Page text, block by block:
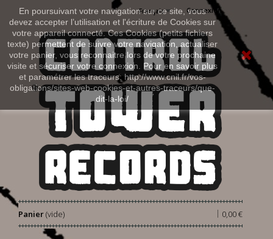
En poursuivant votre navigation sur ce site, vous
devez accepter l’utilisation et l'écriture de Cookies sur
votre appareil connecté. Ces Cookies (petits fichiers
texte) permettent de suivre votre navigation, actualiser
votre panier, vous reconnaitre lors de votre prochaine
visite et sécuriser votre connexion. Pour en savoir plus
et paramétrer les traceurs: http://www.cnil.fr/vos-
obligations/sites-web-cookies-et-autres-traceurs/que-
dit-la-loi/
Connexion
Français
Panier 0,00 €
|
(vide)